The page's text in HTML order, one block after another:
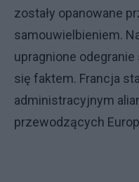
zostały opanowane
samouwielbieniem.
upragnione odegranie
się faktem. Francja
administracyjnym
przewodzących